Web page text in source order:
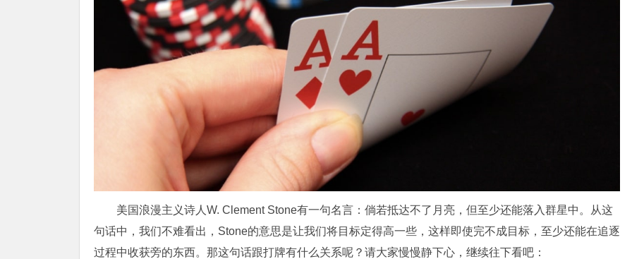
美国浪漫主义诗人W. Clement Stone有一句名言：倘若抵达不了月亮，但至少还能落入群星中。从这
句话中，我们不难看出，Stone的意思是让我们将目标定得高一些，这样即使完不成目标，至少还能在追逐
过程中收获旁的东西。那这句话跟打牌有什么关系呢？请大家慢慢静下心，继续往下看吧：